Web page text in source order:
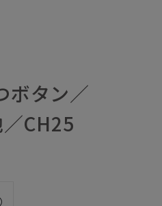
ボタン／
CH25